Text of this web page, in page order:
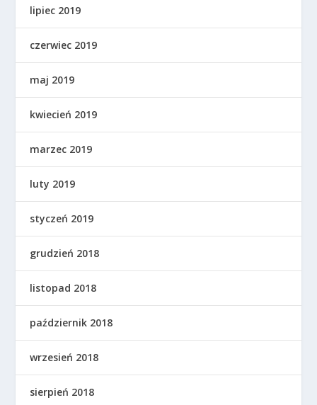
lipiec 2019
czerwiec 2019
maj 2019
kwiecień 2019
marzec 2019
luty 2019
styczeń 2019
grudzień 2018
listopad 2018
październik 2018
wrzesień 2018
sierpień 2018